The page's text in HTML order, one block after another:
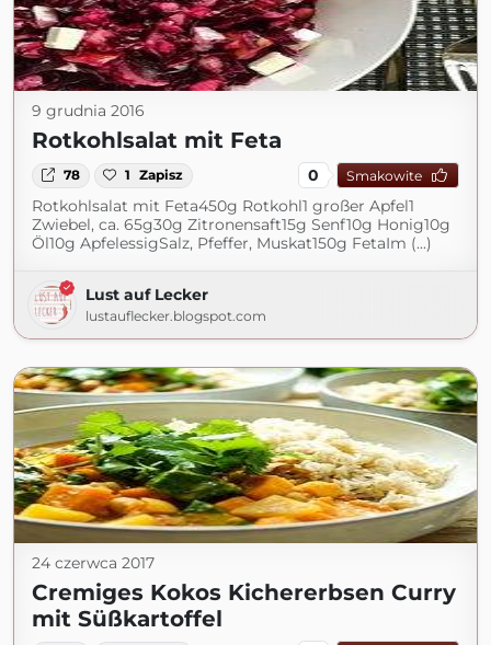
9 grudnia 2016
Rotkohlsalat mit Feta
78 1 Zapisz 0 Smakowite
Rotkohlsalat mit Feta450g Rotkohl1 großer Apfel1
Zwiebel, ca. 65g30g Zitronensaft15g Senf10g Honig10g
Öl10g ApfelessigSalz, Pfeffer, Muskat150g FetaIm (...)
Lust auf Lecker
lustauflecker.blogspot.com
24 czerwca 2017
Cremiges Kokos Kichererbsen Curry
mit Süßkartoffel